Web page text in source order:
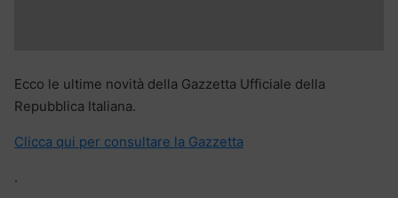
Ecco le ultime novità della Gazzetta Ufficiale della
Repubblica Italiana.
Clicca qui per consultare la Gazzetta
.